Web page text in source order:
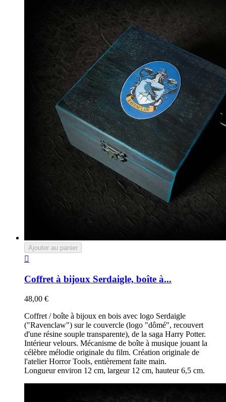
Ajouter au panier

Coffret à bijoux Serdaigle, boîte à...
48,00 €
Coffret / boîte à bijoux en bois avec logo Serdaigle
("Ravenclaw") sur le couvercle (logo "dômé", recouvert
d'une résine souple transparente), de la saga Harry Potter.
Intérieur velours. Mécanisme de boîte à musique jouant la
célèbre mélodie originale du film. Création originale de
l'atelier Horror Tools, entièrement faite main.
Longueur environ 12 cm, largeur 12 cm, hauteur 6,5 cm.